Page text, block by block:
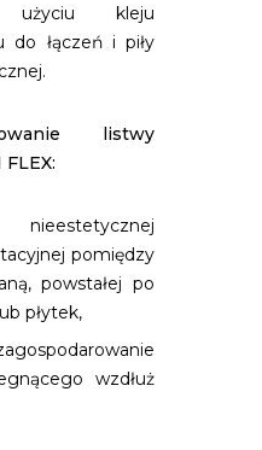
kleju
do łączeń i piły
listwy
nieestetycznej
pomiędzy
powstałej po
płytek,
wzdłuż